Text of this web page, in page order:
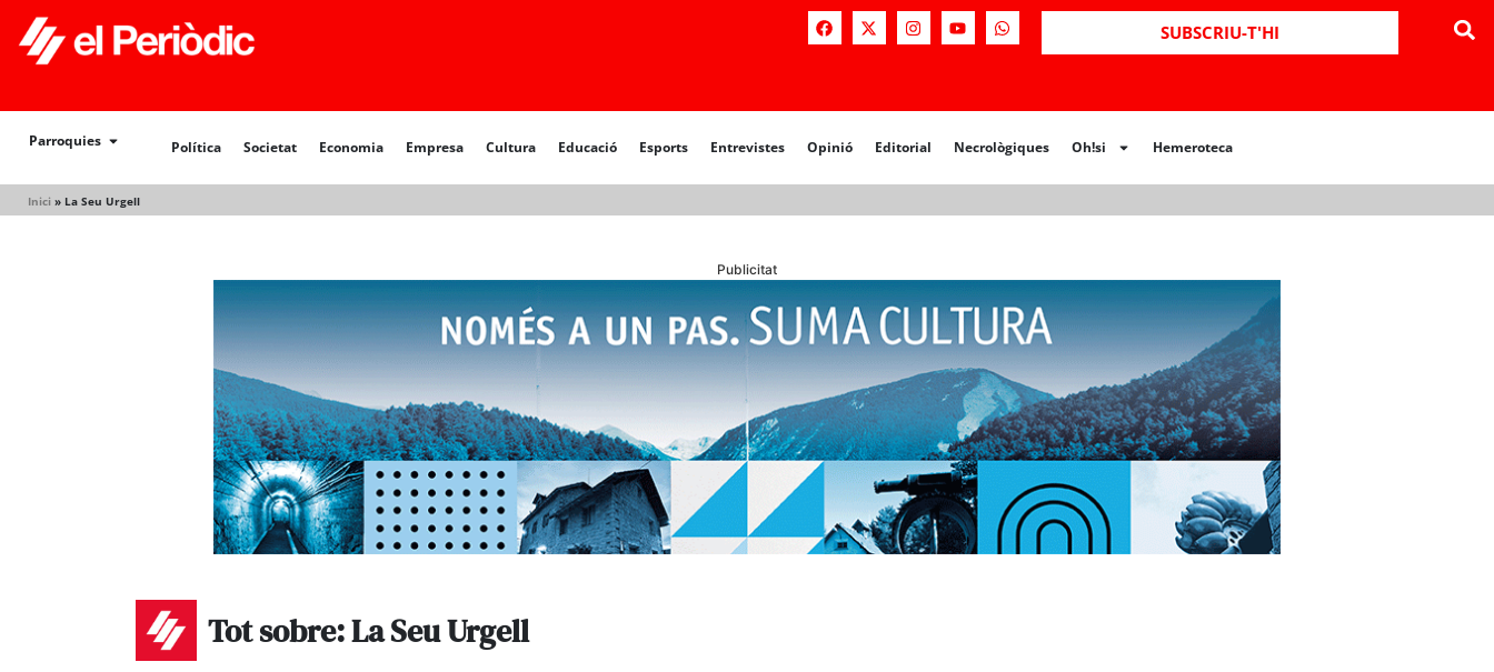
SUBSCRIU-T'HI
Parroquies Política Societat Economia Empresa Cultura Educació Esports Entrevistes Opinió Editorial Necrològiques Oh!si Hemeroteca
Inici » La Seu Urgell
Política Societat Opinió Editorial Necrològiques Hemeroteca
Publicitat
Tot sobre: La Seu Urgell